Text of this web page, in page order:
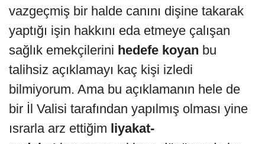
vazgeçmiş bir halde canını dişine takarak
yaptığı işin hakkını eda etmeye çalışan
sağlık emekçilerini hedefe koyan bu
talihsiz açıklamayı kaç kişi izledi
bilmiyorum. Ama bu açıklamanın hele de
bir İl Valisi tarafından yapılmış olması yine
ısrarla arz ettiğim liyakat-